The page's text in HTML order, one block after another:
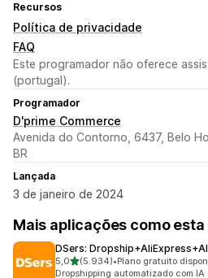
Recursos
Política de privacidade
FAQ
Este programador não oferece
(portugal).
Programador
D'prime Commerce
Avenida do Contorno, 6437, Belo
BR
Lançada
3 de janeiro de 2024
Mais aplicações como esta
DSers: Dropship+AliExpress+AI
5,0de 5 estrelas
(5.934)
5934 total de avaliações
•Plano gratuito
Dropshipping automatizado com